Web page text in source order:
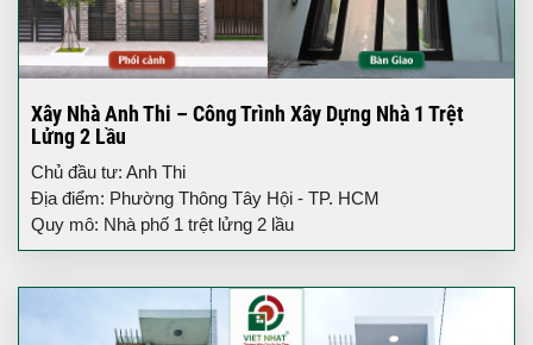
Xây Nhà Anh Thi – Công Trình Xây Dựng Nhà 1 Trệt
Lửng 2 Lầu
Chủ đầu tư: Anh Thi
Địa điểm: Phường Thông Tây Hội - TP. HCM
Quy mô: Nhà phố 1 trệt lửng 2 lầu